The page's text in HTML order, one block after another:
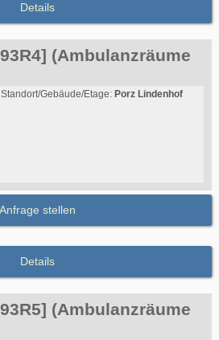
Details
(Ambulanzräume
Standort/Gebäude/Etage: Porz Lindenhof
Anfrage stellen
Details
(Ambulanzräume